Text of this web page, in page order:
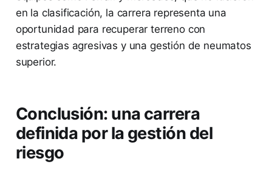
en la clasificación, la carrera representa una
oportunidad para recuperar terreno con
estrategias agresivas y una gestión de neumatos
superior.
Conclusión: una carrera
definida por la gestión del
riesgo